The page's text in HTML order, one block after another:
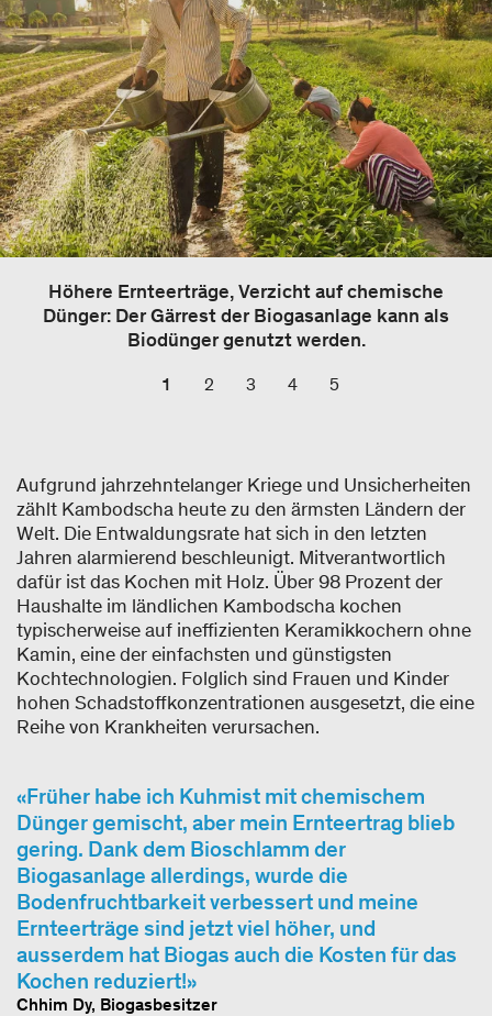
Höhere Ernteerträge, Verzicht auf chemische
Dünger: Der Gärrest der Biogasanlage kann als
Biodünger genutzt werden.
1 2 3 4 5
Aufgrund jahrzehntelanger Kriege und Unsicherheiten
zählt Kambodscha heute zu den ärmsten Ländern der
Welt. Die Entwaldungsrate hat sich in den letzten
Jahren alarmierend beschleunigt. Mitverantwortlich
dafür ist das Kochen mit Holz. Über 98 Prozent der
Haushalte im ländlichen Kambodscha kochen
typischerweise auf ineffizienten Keramikkochern ohne
Kamin, eine der einfachsten und günstigsten
Kochtechnologien. Folglich sind Frauen und Kinder
hohen Schadstoffkonzentrationen ausgesetzt, die eine
Reihe von Krankheiten verursachen.
Früher habe ich Kuhmist mit chemischem
Dünger gemischt, aber mein Ernteertrag blieb
gering. Dank dem Bioschlamm der
Biogasanlage allerdings, wurde die
Bodenfruchtbarkeit verbessert und meine
Ernteerträge sind jetzt viel höher, und
ausserdem hat Biogas auch die Kosten für das
Kochen reduziert!
Chhim Dy, Biogasbesitzer